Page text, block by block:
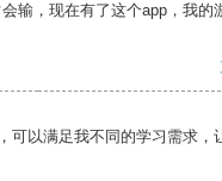
输，现在有了这个app，我的
可以满足我不同的学习需求，